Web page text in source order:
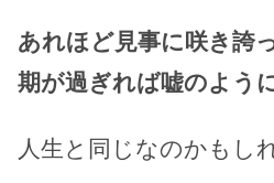
あれほど見事に咲き誇
期が過ぎれば嘘のよう
人生と同じなのかもし